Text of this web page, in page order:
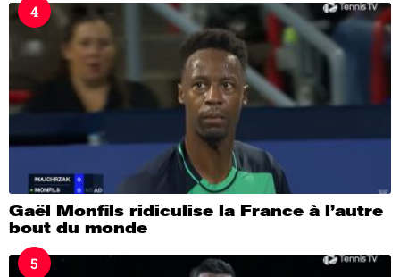
4
Gaël Monfils ridiculise la France à l’autre
bout du monde
5